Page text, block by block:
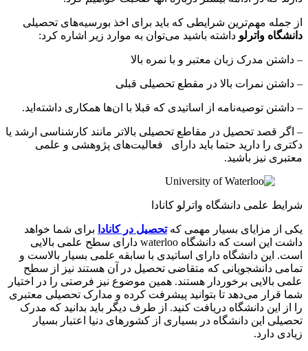
از جمله مهم‌ترین شرایطی که باید برای اخذ بورسیه‌های تحصیلی
دانشگاه واترلو داشته باشید می‌توان به موارد زیر اشاره کرد:
– داشتن مدرک زبان معتبر و با نمره بالا
– داشتن نمرات بالا در مقطع تحصیلی قبلی
– داشتن توصیه‌نامه از اساتیدی که قبلا با ان‌ها همکاری داشته‌اید.
– اگر قصد تحصیل در مقاطع تحصیلی بالاتر مانند کارشناسی ارشد یا
دکتری را دارید حتما باید دارای فعالیت‌های پژوهشی و علمی
معتبری نیز باشید.
شرایط علمی دانشگاه واترلو کانادا
یکی از مزایای بسیار مهمی کهتحصیل در کانادا برای شما خواهد
داشت این است که دانشگاه waterloo دارای سطح علمی بالایی
است. این دانشگاه دارای اساتیدی با سابقه علمی بسیار بالاست و
تمامی دانشجویانی که متقاضی تحصیل در آن هستند نیز از سطح
علمی بالایی برخوردار هستند. همین موضوع نیز فرصتی را در اختیار
شما قرار می‌دهد تا بتوانید پیشرفت کرده و مدارک تحصیلی معتبری
را از این دانشگاه دریافت کنید. از طرف دیگر باید بدانید که مدرک
تحصیلی این دانشگاه در بسیاری از کشورهای دنیا اعتبار بسیار
زیادی دارد.